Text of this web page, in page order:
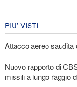
PIU’ VISTI
Attacco aereo saudita
Nuovo rapporto di
missili a lungo raggio